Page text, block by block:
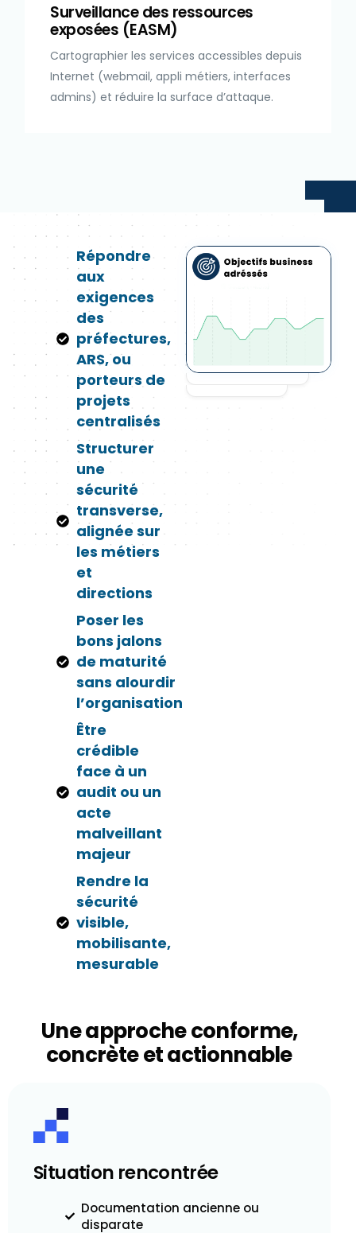
Surveillance des ressources
exposées (EASM)
Cartographier les services accessibles depuis
Internet (webmail, appli métiers, interfaces
admins) et réduire la surface d’attaque.
Répondre
aux
exigences
des
préfectures,
ARS, ou
porteurs de
projets
centralisés
Structurer
une
sécurité
transverse,
alignée sur
les métiers
et
directions
Poser les
bons jalons
de maturité
sans alourdir
l’organisation
Être
crédible
face à un
audit ou un
acte
malveillant
majeur
Rendre la
sécurité
visible,
mobilisante,
mesurable
Une approche conforme,
concrète et actionnable
Situation rencontrée
Documentation ancienne ou
disparate